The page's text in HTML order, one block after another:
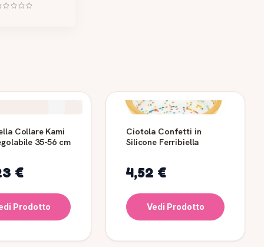
Collare Kami
35-56 cm
€
Prodotto
Ciotola Confetti in
Silicone Ferribiella
4,52 €
Vedi Prodotto